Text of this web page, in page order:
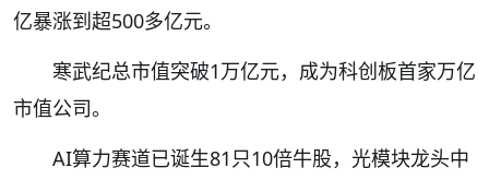
亿暴涨到超500多亿元。
寒武纪总市值突破1万亿元，成为科创板首家万亿
市值公司。
AI算力赛道已诞生81只10倍牛股，光模块龙头中